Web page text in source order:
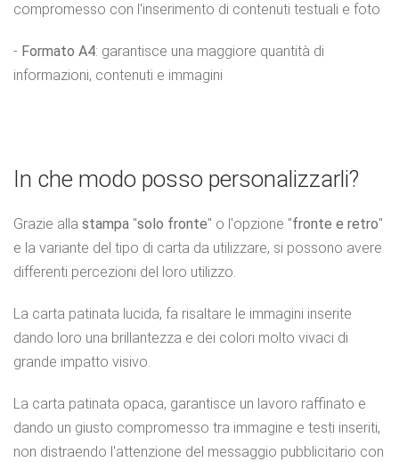
compromesso con l'inserimento di contenuti testuali e foto
- Formato A4: garantisce una maggiore quantità di
informazioni, contenuti e immagini
In che modo posso personalizzarli?
Grazie alla stampa "solo fronte" o l'opzione "fronte e retro"
e la variante del tipo di carta da utilizzare, si possono avere
differenti percezioni del loro utilizzo.
La carta patinata lucida, fa risaltare le immagini inserite
dando loro una brillantezza e dei colori molto vivaci di
grande impatto visivo.
La carta patinata opaca, garantisce un lavoro raffinato e
dando un giusto compromesso tra immagine e testi inseriti,
non distraendo l'attenzione del messaggio pubblicitario con